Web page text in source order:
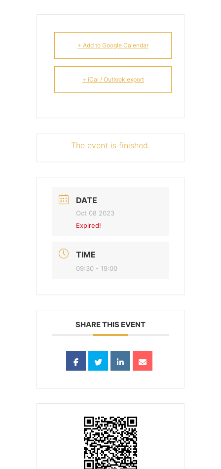
+ Add to Google Calendar
+ iCal / Outlook export
The event is finished.
DATE
Oct 08 2023
Expired!
TIME
09:30 - 19:00
SHARE THIS EVENT